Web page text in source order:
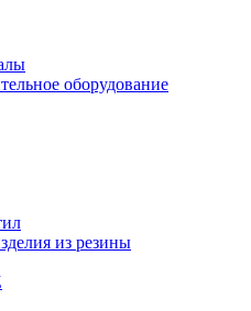
оборудование
из резины